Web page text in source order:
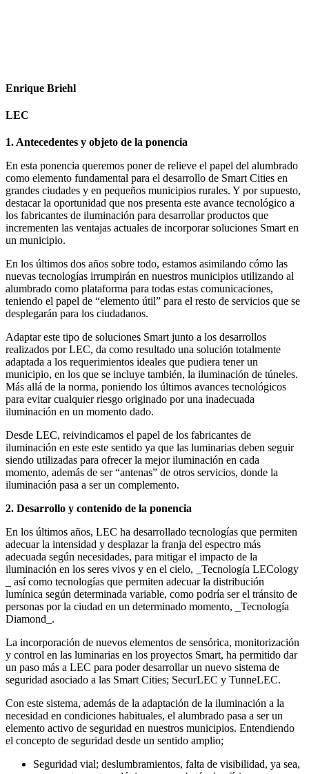
Enrique Briehl
LEC
1. Antecedentes y objeto de la ponencia
En esta ponencia queremos poner de relieve el papel del alumbrado
como elemento fundamental para el desarrollo de Smart Cities en
grandes ciudades y en pequeños municipios rurales. Y por supuesto,
destacar la oportunidad que nos presenta este avance tecnológico a
los fabricantes de iluminación para desarrollar productos que
incrementen las ventajas actuales de incorporar soluciones Smart en
un municipio.
En los últimos dos años sobre todo, estamos asimilando cómo las
nuevas tecnologías irrumpirán en nuestros municipios utilizando al
alumbrado como plataforma para todas estas comunicaciones,
teniendo el papel de “elemento útil” para el resto de servicios que se
desplegarán para los ciudadanos.
Adaptar este tipo de soluciones Smart junto a los desarrollos
realizados por LEC, da como resultado una solución totalmente
adaptada a los requerimientos ideales que pudiera tener un
municipio, en los que se incluye también, la iluminación de túneles.
Más allá de la norma, poniendo los últimos avances tecnológicos
para evitar cualquier riesgo originado por una inadecuada
iluminación en un momento dado.
Desde LEC, reivindicamos el papel de los fabricantes de
iluminación en este este sentido ya que las luminarias deben seguir
siendo utilizadas para ofrecer la mejor iluminación en cada
momento, además de ser “antenas” de otros servicios, donde la
iluminación pasa a ser un complemento.
2. Desarrollo y contenido de la ponencia
En los últimos años, LEC ha desarrollado tecnologías que permiten
adecuar la intensidad y desplazar la franja del espectro más
adecuada según necesidades, para mitigar el impacto de la
iluminación en los seres vivos y en el cielo, _Tecnología LECology
_ así como tecnologías que permiten adecuar la distribución
lumínica según determinada variable, como podría ser el tránsito de
personas por la ciudad en un determinado momento, _Tecnología
Diamond_.
La incorporación de nuevos elementos de sensórica, monitorización
y control en las luminarias en los proyectos Smart, ha permitido dar
un paso más a LEC para poder desarrollar un nuevo sistema de
seguridad asociado a las Smart Cities; SecurLEC y TunneLEC.
Con este sistema, además de la adaptación de la iluminación a la
necesidad en condiciones habituales, el alumbrado pasa a ser un
elemento activo de seguridad en nuestros municipios. Entendiendo
el concepto de seguridad desde un sentido amplio;
Seguridad vial; deslumbramientos, falta de visibilidad, ya sea,